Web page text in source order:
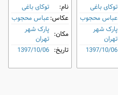
توکای باغی
عباس محجوب
پارک شهر
تهران
1397/10/06
نام:
توکای باغی
عکاس:عباس محجوب
مکان: پارک شهر
تهران
تاریخ: 1397/10/06